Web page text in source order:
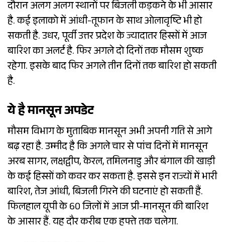
दौरान अलग अलग स्थानों पर बिजली कड़कने के भी आसार
है. कई इलाको में आंधी-तूफान के साथ ओलावृष्टि भी हो
सकती है. उधर, पूर्वी उत्तर प्रदेश के ज्यादातर हिस्सों में आज
बारिश का अलर्ट है. फिर अगले दो दिनों तक मौसम शुष्क
रहेगा. इसके बाद फिर अगले तीन दिनों तक बारिश हो सकती
है.
ये है मानसून अपडेट
मौसम विभाग के मुताबिक मानसून अभी अपनी गति से आगे
बढ़ रहा है. उम्मीद है कि अगले चार से पांच दिनों में मानसून
अरब सागर, लक्षद्वीप, केरल, तमिलनाडु और बंगाल की खाड़ी
के कई हिस्सों को कवर कर सकता है. इससे इन राज्यों में भारी
बारिश, तेज आंधी, बिजली गिरने की घटनाएं हो सकती हैं.
फिलहाल यूपी के 60 जिलों में आज प्री-मानसून की बारिश
के आसार हैं. यह दौर करीब एक हफ्ते तक चलेगा.